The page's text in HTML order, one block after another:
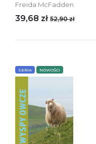
Freida McFadden
39,68 zł 52,90 zł
SERIA NOWOŚCI